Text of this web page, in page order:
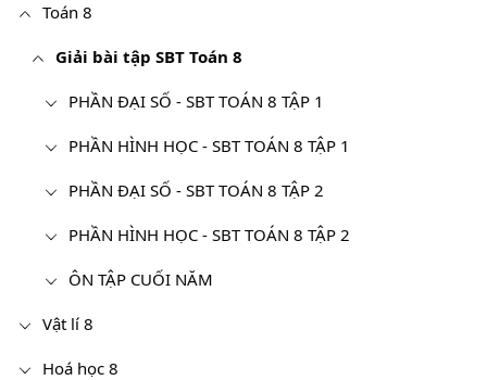
Toán 8
Giải bài tập SBT Toán 8
PHẦN ĐẠI SỐ - SBT TOÁN 8 TẬP 1
PHẦN HÌNH HỌC - SBT TOÁN 8 TẬP 1
PHẦN ĐẠI SỐ - SBT TOÁN 8 TẬP 2
PHẦN HÌNH HỌC - SBT TOÁN 8 TẬP 2
ÔN TẬP CUỐI NĂM
Vật lí 8
Hoá học 8